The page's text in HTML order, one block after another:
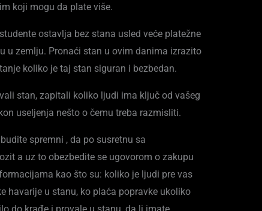
koji mogu da plate više.
ostavlja bez stana usled veće platežne
u zemlju. Pronaći stan u ovim danima izrazito
koliko je taj stan siguran i bezbedan.
stan, zapitali koliko ljudi ima ključ od vašeg
useljenja nešto o čemu treba razmisliti.
spremni , da po susretnu sa
a uz to obezbedite se ugovorom o zakupu
kao što su: koliko je ljudi pre vas
havarije u stanu, ko plaća popravke ukoliko